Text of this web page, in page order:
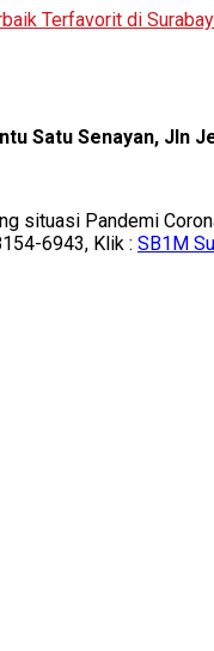
Terfavorit di
Satu Senayan, Jln
situasi Pandemi
6943, Klik : SB1M